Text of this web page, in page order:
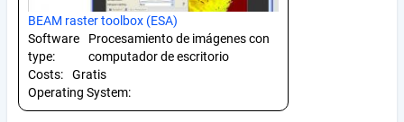
BEAM raster toolbox (ESA)
Software
type:
Procesamiento de imágenes con
computador de escritorio
Costs:
Gratis
Operating System: